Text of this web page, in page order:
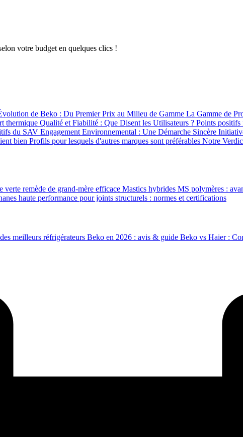
votre budget en quelques clics !
de Beko : Du Premier Prix au Milieu de Gamme La Gamme de
thermique Qualité et Fiabilité : Que Disent les Utilisateurs ? Points positifs
du SAV Engagement Environnemental : Une Démarche Sincère
bien Profils pour lesquels d'autres marques sont préférables Notre
verte remède de grand-mère efficace Mastics hybrides MS polymères :
haute performance pour joints structurels : normes et certifications
meilleurs réfrigérateurs Beko en 2026 : avis & guide Beko vs Haier :